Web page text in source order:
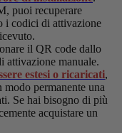
puoi recuperare
i codici di attivazione
il QR code dallo
attivazione manuale.
estesi o ricaricati,
permanente una
Se hai bisogno di più
acquistare un